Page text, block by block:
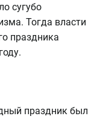
сугубо
Тогда власти
праздника
праздник был